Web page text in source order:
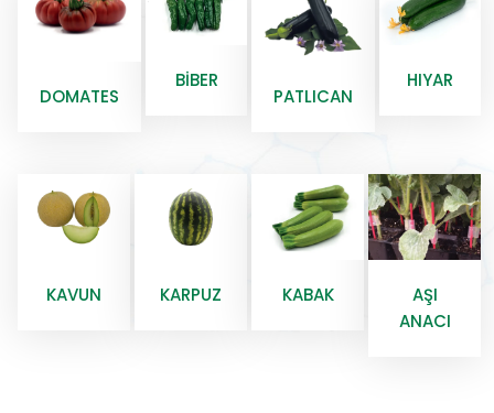
DOMATES
BIBER
PATLICAN
HIYAR
KAVUN KARPUZ KABAK
AŞI
ANACI